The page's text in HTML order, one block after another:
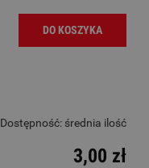
DO KOSZYKA
Dostępność: średnia ilość
3,00 zł